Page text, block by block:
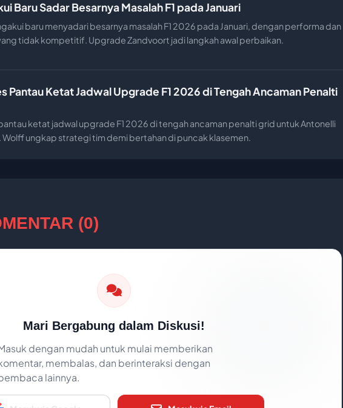
Baru Sadar Besarnya Masalah F1 pada Januari
baru menyadari besarnya masalah F1 2026 pada Januari, dengan performa dan
tidak kompetitif. Upgrade Zandvoort jadi langkah awal perbaikan.
Pantau Ketat Jadwal Upgrade F1 2026 di Tengah Ancaman Penalti
ketat jadwal upgrade F1 2026 di tengah ancaman penalti grid untuk Antonelli
Wolff ungkap strategi tim demi bertahan di puncak klasemen.
(0)
Mari Bergabung dalam Diskusi!
dengan mudah untuk mulai memberikan
membalas, dan berinteraksi dengan
lainnya.